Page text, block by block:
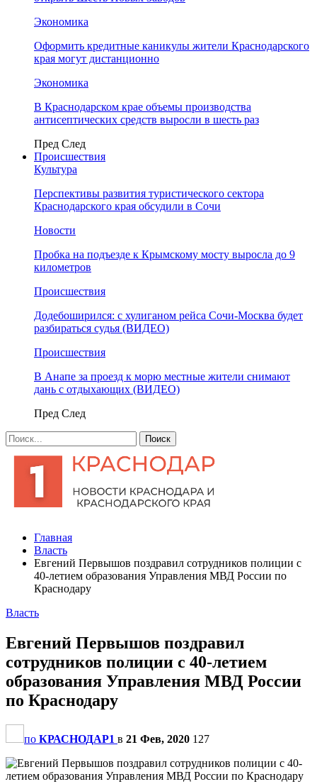
Экономика
Оформить кредитные каникулы жители Краснодарского
края могут дистанционно
Экономика
В Краснодарском крае объемы производства
антисептических средств выросли в шесть раз
Пред След
Происшествия
Культура
Перспективы развития туристического сектора
Краснодарского края обсудили в Сочи
Новости
Пробка на подъезде к Крымскому мосту выросла до 9
километров
Происшествия
Додебоширился: с хулиганом рейса Сочи-Москва будет
разбираться судья (ВИДЕО)
Происшествия
В Анапе за проезд к морю местные жители снимают
дань с отдыхающих (ВИДЕО)
Пред След
Главная
Власть
Евгений Первышов поздравил сотрудников полиции с
40-летием образования Управления МВД России по
Краснодару
Власть
Евгений Первышов поздравил
сотрудников полиции с 40-летием
образования Управления МВД России
по Краснодару
по КРАСНОДАР1 в 21 Фев, 2020 127